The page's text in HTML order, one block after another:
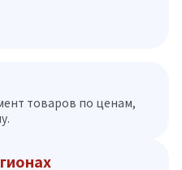
товаров по ценам,